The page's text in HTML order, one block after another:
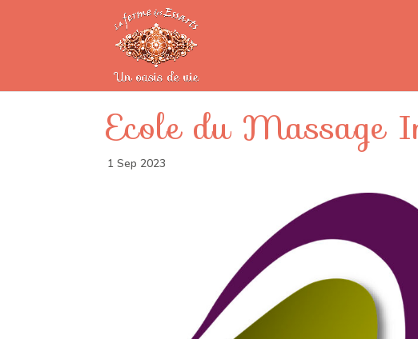
Ecole du Massage
1 Sep 2023